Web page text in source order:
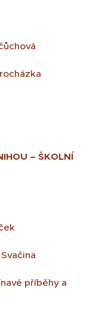
– ŠKOLNÍ
příběhy a